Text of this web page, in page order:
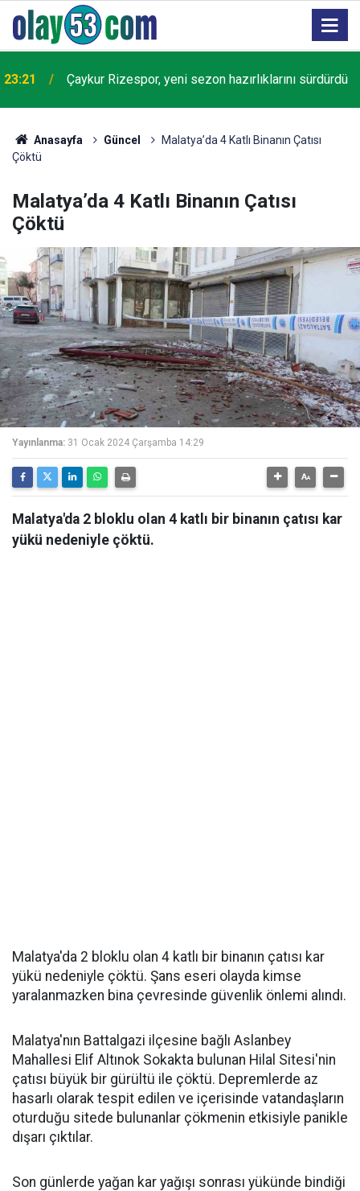
23:21 Çaykur Rizespor, yeni sezon hazırlıklarını sürdürdü
Anasayfa Güncel
Malatya’da 4 Katlı Binanın Çatısı
Çöktü
Malatya’da 4 Katlı Binanın Çatısı
Çöktü
Yayınlanma: 31 Ocak 2024 Çarşamba 14:29
Malatya'da 2 bloklu olan 4 katlı bir binanın çatısı kar
yükü nedeniyle çöktü.
Malatya'da 2 bloklu olan 4 katlı bir binanın çatısı kar
yükü nedeniyle çöktü. Şans eseri olayda kimse
yaralanmazken bina çevresinde güvenlik önlemi alındı.
Malatya'nın Battalgazi ilçesine bağlı Aslanbey
Mahallesi Elif Altınok Sokakta bulunan Hilal Sitesi'nin
çatısı büyük bir gürültü ile çöktü. Depremlerde az
hasarlı olarak tespit edilen ve içerisinde vatandaşların
oturduğu sitede bulunanlar çökmenin etkisiyle panikle
dışarı çıktılar.
Son günlerde yağan kar yağışı sonrası yükünde bindiği